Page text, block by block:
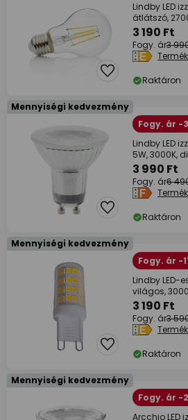
Lindby LED
átlátszó,
3 190 Ft
Fogy. ár3
Raktáron
Mennyiségi kedvezmény
Fogy. ár -
Lindby LED
5W, 3000K,
3 990 Ft
Fogy. ár6
Raktáron
Mennyiségi kedvezmény
Fogy. ár -
Lindby LED-
világos,
3 190 Ft
Fogy. ár3
Raktáron
Mennyiségi kedvezmény
Fogy. ár -
Arcchio LED